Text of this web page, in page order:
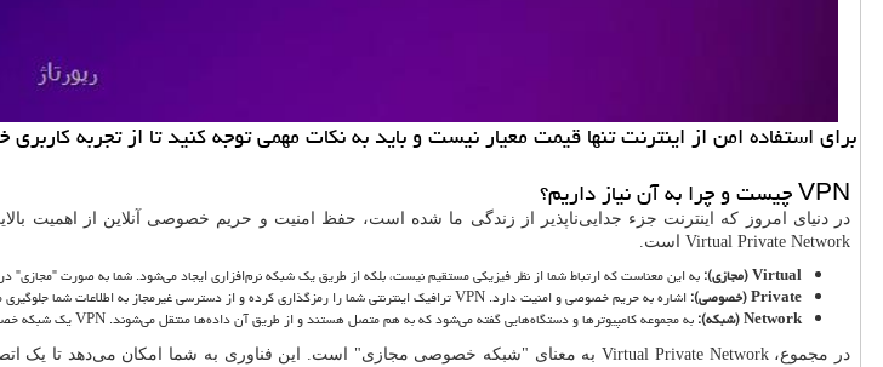
برای استفاده امن از اینترنت تنها قیمت معیار نیست و باید به نکات مهمی توجه کنید تا از تجربه
VPNچیست و چرا به آن نیاز داریم؟
در دنیای امروز که اینترنت جزء جدایی‌ناپذیر از زندگی ما شده است، حفظ امنیت و حریم خصوصی آنلاین از اهمیت
Virtual Private Network است.
Virtual(مجازی):به این معناست که ارتباط شما از نظر فیزیکی مستقیم نیست، بلکه از طریق یک شبکه نرم‌افزاری ایجاد می‌شود. شما به صورت "مجازی"
Private(خصوصی):اشاره به حریم خصوصی و امنیت دارد.VPNترافیک اینترنتی شما را رمزگذاری کرده و از دسترسی غیرمجاز به اطلاعات شما
Network(شبکه):به مجموعه کامپیوترها و دستگاه‌هایی گفته می‌شود که به هم متصل هستند و از طریق آن داده‌ها منتقل می‌شوند.VPNیک شبکه
در مجموع،Virtual Private Networkبه معنای "شبکه خصوصی مجازی" است. این فناوری به شما امکان می‌دهد تا یک